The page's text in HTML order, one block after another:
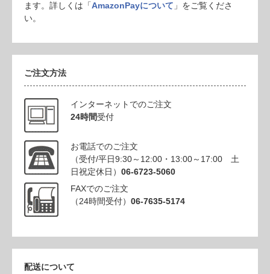
ます。詳しくは「AmazonPayについて 」をご覧くださ
い。
ご注文方法
インターネットでのご注文
24時間受付
お電話でのご注文
（受付/平日9:30～12:00・13:00～17:00 土
日祝定休日） 06-6723-5060
FAXでのご注文
（24時間受付） 06-7635-5174
配送について